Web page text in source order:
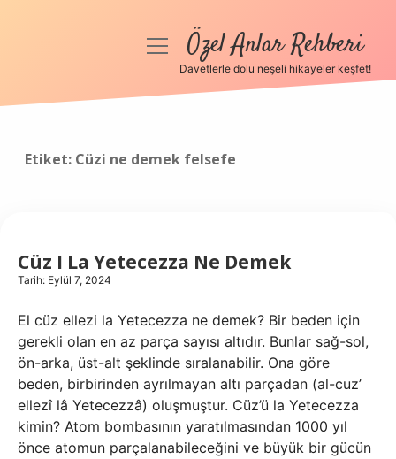
Anasayfa
menüyüÖzel Anlar Rehberi
Davetlerle dolu neşeli hikayeler keşfet!
Etiket: Cüzi ne demek felsefe
Cüz I La Yetecezza Ne Demek
Tarih: Eylül 7, 2024
El cüz ellezi la Yetecezza ne demek? Bir beden için
gerekli olan en az parça sayısı altıdır. Bunlar sağ-sol,
ön-arka, üst-alt şeklinde sıralanabilir. Ona göre
beden, birbirinden ayrılmayan altı parçadan (al-cuz’
ellezî lâ Yetecezzâ) oluşmuştur. Cüz’ü la Yetecezza
kimin? Atom bombasının yaratılmasından 1000 yıl
önce atomun parçalanabileceğini ve büyük bir gücün